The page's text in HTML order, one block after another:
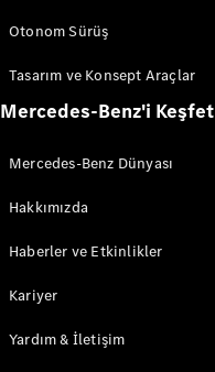
Otonom Sürüş
Tasarım ve Konsept Araçlar
Mercedes-Benz'i Keşfet
Mercedes-Benz Dünyası
Hakkımızda
Haberler ve Etkinlikler
Kariyer
Yardım & İletişim